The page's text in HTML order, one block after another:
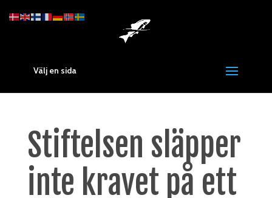
Välj en sida
Stiftelsen släpper
inte kravet på ett